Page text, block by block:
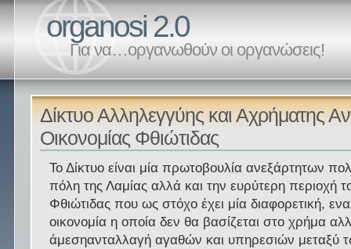
organosi 2.0
Για να…οργανωθούν οι οργανώσεις!
Δίκτυο Αλληλεγγύης και Αχρήματης
Οικονομίας Φθιώτιδας
Το Δίκτυο είναι μία πρωτοβουλία ανεξάρτητων
πόλη της Λαμίας αλλά και την ευρύτερη περιοχή
Φθιώτιδας που ως στόχο έχει μία διαφορετική,
οικονομία η οποία δεν θα βασίζεται στο χρήμα
άμεσηανταλλαγή αγαθών και υπηρεσιών μεταξύ